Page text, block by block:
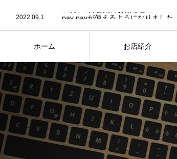
ホーム
お店紹介
2022.09.1 pay payが使えるようになりました。
2022.05.5 Webサイトをリニューアル中